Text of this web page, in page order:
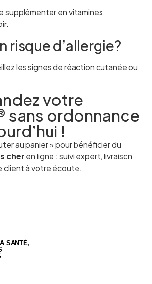
supplémenter en vitamines
risque d’allergie?
les signes de réaction cutanée ou
votre
sans ordonnance
!
au panier » pour bénéficier du
cher en ligne : suivi expert, livraison
client à votre écoute.